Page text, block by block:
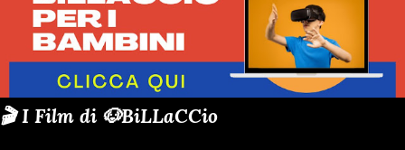
🎬 I Film di 🐶BiLLaCCio